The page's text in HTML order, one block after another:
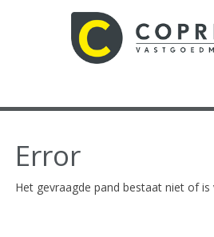
Error
Het gevraagde pand bestaat niet of is